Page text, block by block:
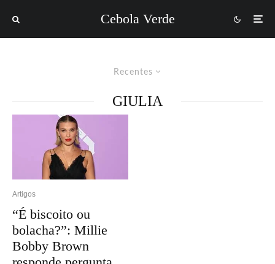
Cebola Verde
Recentes
GIULIA
Artigos
“É biscoito ou
bolacha?”: Millie
Bobby Brown